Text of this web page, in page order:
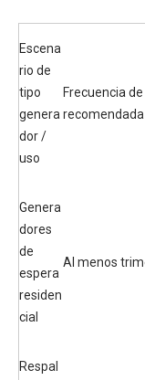
Escena
rio de
tipo
genera
dor /
uso
Frecuencia
recomendada
Genera
dores
de
espera
residen
cial
Al menos
Respal